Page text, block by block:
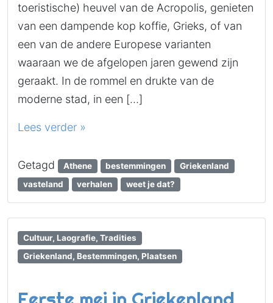
toeristische) heuvel van de Acropolis, genieten
van een dampende kop koffie, Grieks, of van
een van de andere Europese varianten
waaraan we de afgelopen jaren gewend zijn
geraakt. In de rommel en drukte van de
moderne stad, in een […]
Lees verder »
Getagd Athene bestemmingen
Griekenland
vasteland
verhalen weet je dat?
Cultuur, Laografie, Tradities
Griekenland, Bestemmingen, Plaatsen